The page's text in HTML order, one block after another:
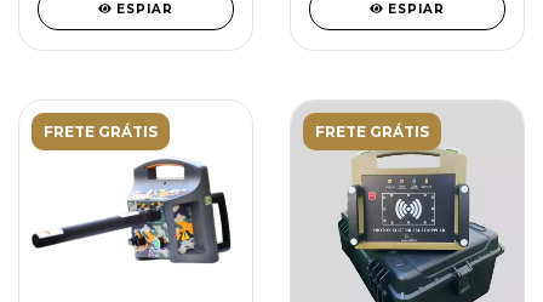
ESPIAR ESPIAR
FRETE GRÁTIS FRETE GRÁTIS